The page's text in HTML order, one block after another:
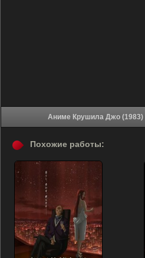
Похожие работы: